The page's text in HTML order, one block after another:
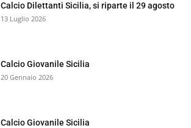
Calcio Dilettanti Sicilia, si riparte il 29 agosto
13 Luglio 2026
Calcio Giovanile Sicilia
20 Gennaio 2026
Calcio Giovanile Sicilia